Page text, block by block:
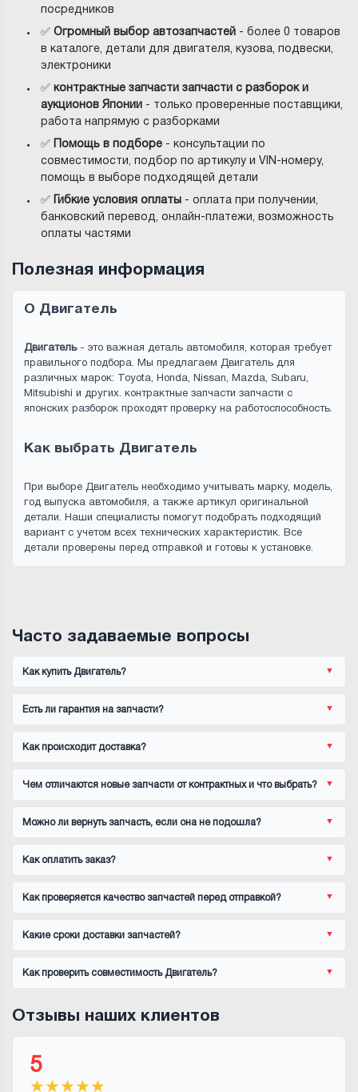
посредников
✅Огромный выбор автозапчастей - более 0 товаров
в каталоге, детали для двигателя, кузова, подвески,
электроники
✅ контрактные запчасти запчасти с разборок и
аукционов Японии - только проверенные поставщики,
работа напрямую с разборками
✅ Помощь в подборе - консультации по
совместимости, подбор по артикулу и VIN-номеру,
помощь в выборе подходящей детали
✅ Гибкие условия оплаты - оплата при получении,
банковский перевод, онлайн-платежи, возможность
оплаты частями
Полезная информация
О Двигатель
Двигатель- это важная деталь автомобиля, которая требует
правильного подбора. Мы предлагаем Двигатель для
различных марок: Toyota, Honda, Nissan, Mazda, Subaru,
Mitsubishi и других. контрактные запчасти запчасти с
японских разборок проходят проверку на работоспособность.
Как выбрать Двигатель
При выборе Двигатель необходимо учитывать марку, модель,
год выпуска автомобиля, а также артикул оригинальной
детали. Наши специалисты помогут подобрать подходящий
вариант с учетом всех технических характеристик. Все
детали проверены перед отправкой и готовы к установке.
Часто задаваемые вопросы
Как купить Двигатель?
Есть ли гарантия на запчасти?
Как происходит доставка?
Чем отличаются новые запчасти от контрактных и что выбрать?
Можно ли вернуть запчасть, если она не подошла?
Как оплатить заказ?
Как проверяется качество запчастей перед отправкой?
Какие сроки доставки запчастей?
Как проверить совместимость Двигатель?
Отзывы наших клиентов
5
★★★★★